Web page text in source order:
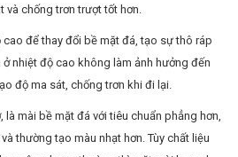
và chống trơn trượt tốt hơn.
cao để thay đổi bề mặt đá, tạo sự thô ráp
nhiệt độ cao không làm ảnh hưởng đến
độ ma sát, chống trơn khi đi lại.
là mài bề mặt đá với tiêu chuẩn phẳng hơn,
thường tạo màu nhạt hơn. Tùy chất liệu